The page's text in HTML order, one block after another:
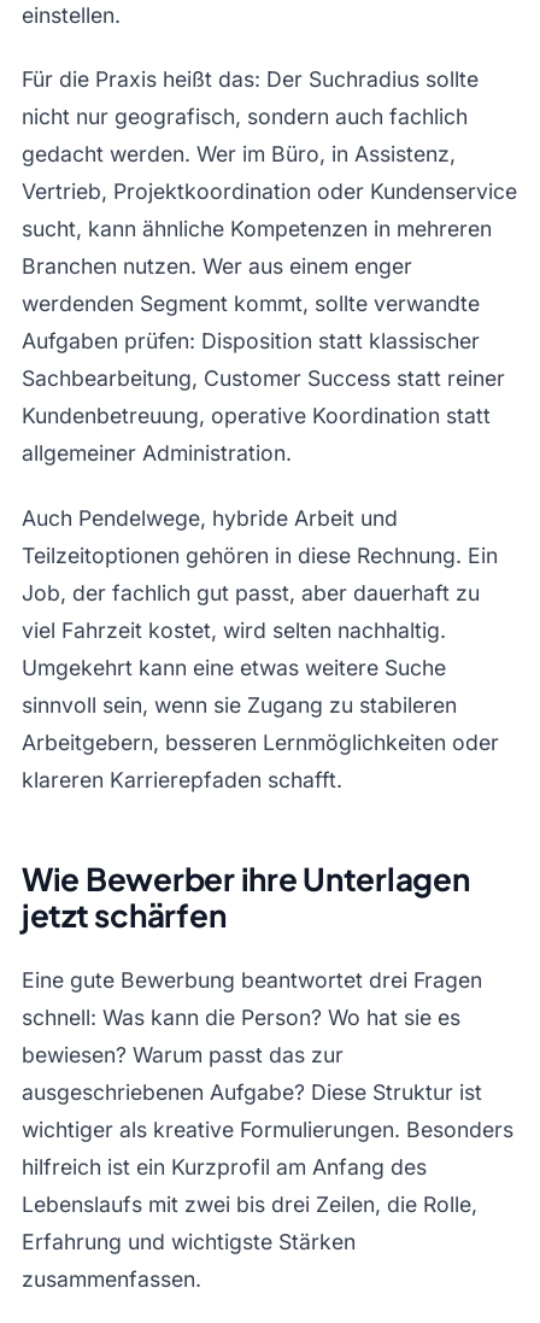
einstellen.
Für die Praxis heißt das: Der Suchradius sollte
nicht nur geografisch, sondern auch fachlich
gedacht werden. Wer im Büro, in Assistenz,
Vertrieb, Projektkoordination oder Kundenservice
sucht, kann ähnliche Kompetenzen in mehreren
Branchen nutzen. Wer aus einem enger
werdenden Segment kommt, sollte verwandte
Aufgaben prüfen: Disposition statt klassischer
Sachbearbeitung, Customer Success statt reiner
Kundenbetreuung, operative Koordination statt
allgemeiner Administration.
Auch Pendelwege, hybride Arbeit und
Teilzeitoptionen gehören in diese Rechnung. Ein
Job, der fachlich gut passt, aber dauerhaft zu
viel Fahrzeit kostet, wird selten nachhaltig.
Umgekehrt kann eine etwas weitere Suche
sinnvoll sein, wenn sie Zugang zu stabileren
Arbeitgebern, besseren Lernmöglichkeiten oder
klareren Karrierepfaden schafft.
Wie Bewerber ihre Unterlagen
jetzt schärfen
Eine gute Bewerbung beantwortet drei Fragen
schnell: Was kann die Person? Wo hat sie es
bewiesen? Warum passt das zur
ausgeschriebenen Aufgabe? Diese Struktur ist
wichtiger als kreative Formulierungen. Besonders
hilfreich ist ein Kurzprofil am Anfang des
Lebenslaufs mit zwei bis drei Zeilen, die Rolle,
Erfahrung und wichtigste Stärken
zusammenfassen.